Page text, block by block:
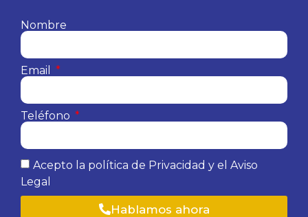
Nombre
Email
Teléfono
Acepto la política de Privacidad y el Aviso
Legal
Hablamos ahora